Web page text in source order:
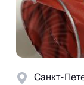
Санкт-